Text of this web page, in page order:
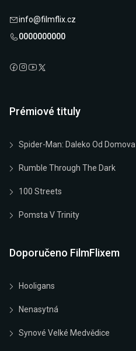
info@filmflix.cz
0000000000
Prémiové tituly
Spider-Man: Daleko Od Domova
Rumble Through The Dark
100 Streets
Pomsta V Trinity
Doporučeno FilmFlixem
Hooligans
Nenasytná
Synové Velké Medvědice